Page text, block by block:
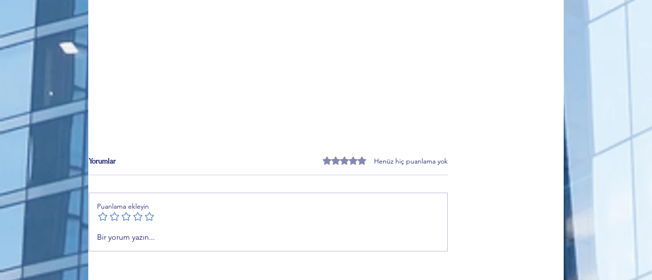
Ercan Korkmaz'dan Alinur Aktaş
dönemi kararlarına sert tepki
Güvenpark'taki şehit aileleri ve
Üye Vurgusu
Yorumlar 5 üzerinden 0 yıldızHenüz hiç puanlama yok
Puanlama ekleyin
Bir yorum yazın...